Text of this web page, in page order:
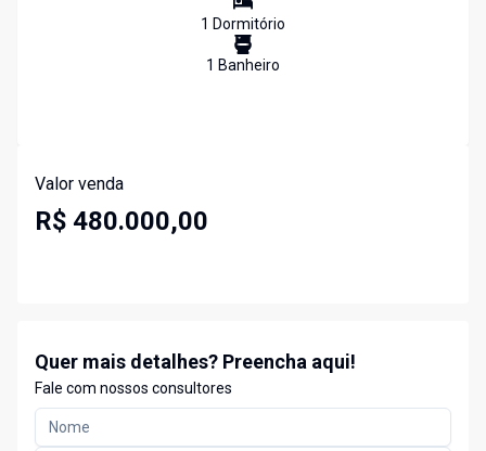
1 Dormitório
1 Banheiro
Valor venda
R$ 480.000,00
Quer mais detalhes? Preencha aqui!
Fale com nossos consultores